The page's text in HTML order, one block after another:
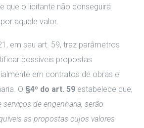
que o licitante não conseguirá
aquele valor.
em seu art. 59, traz parâmetros
possíveis propostas
em contratos de obras e
O §4º do art. 59 estabelece que,
serviços de engenharia, serão
as propostas cujos valores